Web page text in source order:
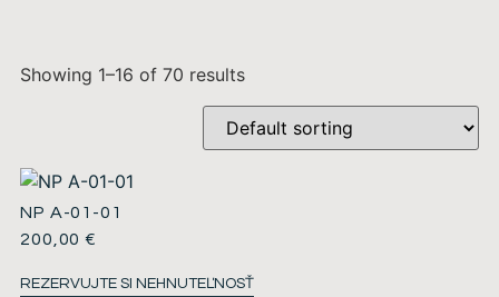
Showing 1–16 of 70 results
NP A-01-01
200,00€
REZERVUJTE SI NEHNUTEĽNOSŤ